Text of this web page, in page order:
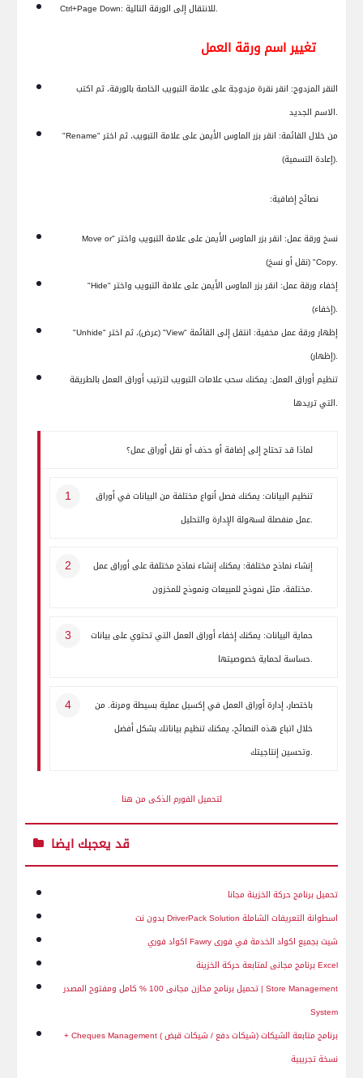
Ctrl+Page Down: للانتقال إلى الورقة التالية.
تغيير اسم ورقة العمل
النقر المزدوج: انقر نقرة مزدوجة على علامة التبويب الخاصة بالورقة، ثم اكتب
الاسم الجديد.
من خلال القائمة: انقر بزر الماوس الأيمن على علامة التبويب، ثم اختر "Rename
"
(إعادة التسمية).
نصائح إضافية:
نسخ ورقة عمل: انقر بزر الماوس الأيمن على علامة التبويب واختر "Move or
Copy" (نقل أو نسخ).
إخفاء ورقة عمل: انقر بزر الماوس الأيمن على علامة التبويب واختر "Hide
"
(إخفاء).
إظهار ورقة عمل مخفية: انتقل إلى القائمة "View" (عرض)، ثم اختر "Unhide
"
(إظهار).
تنظيم أوراق العمل: يمكنك سحب علامات التبويب لترتيب أوراق العمل بالطريقة
التي تريدها.
لماذا قد تحتاج إلى إضافة أو حذف أو نقل أوراق عمل؟
تنظيم البيانات: يمكنك فصل أنواع مختلفة من البيانات في أوراق
عمل منفصلة لسهولة الإدارة والتحليل.
إنشاء نماذج مختلفة: يمكنك إنشاء نماذج مختلفة على أوراق عمل
مختلفة، مثل نموذج للمبيعات ونموذج للمخزون.
حماية البيانات: يمكنك إخفاء أوراق العمل التي تحتوي على بيانات
حساسة لحماية خصوصيتها.
باختصار، إدارة أوراق العمل في إكسيل عملية بسيطة ومرنة. من
خلال اتباع هذه النصائح، يمكنك تنظيم بياناتك بشكل أفضل
وتحسين إنتاجيتك.
لتحميل الفورم الذكى من هنا
قد يعجبك ايضا
تحميل برنامج حركة الخزينة مجانا
اسطوانة التعريفات الشاملة DriverPack Solutionبدون نت
شيت بجميع اكواد الخدمة في فورىFawry اكواد فوري
Excel
تحميل برنامج مخازن مجانى 100 % كامل ومفتوح المصدر | Store Management
System
برنامج متابعة الشيكات (شيكات دفع / شيكات قبض )Cheques Management
+
نسخة تجريبية